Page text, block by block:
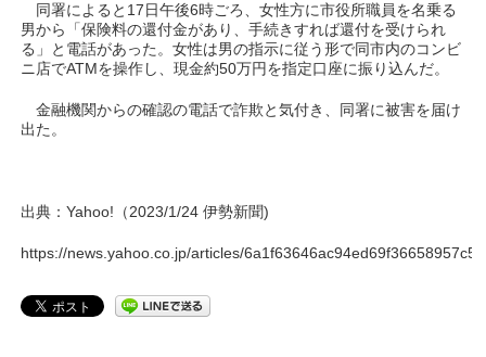
同署によると17日午後6時ごろ、女性方に市役所職員を名乗る
男から「保険料の還付金があり、手続きすれば還付を受けられ
る」と電話があった。女性は男の指示に従う形で同市内のコンビ
ニ店でATMを操作し、現金約50万円を指定口座に振り込んだ。
金融機関からの確認の電話で詐欺と気付き、同署に被害を届け
出た。
出典：Yahoo!（2023/1/24 伊勢新聞)
https://news.yahoo.co.jp/articles/